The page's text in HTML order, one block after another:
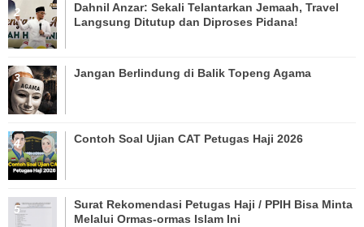
Dahnil Anzar: Sekali Telantarkan Jemaah, Travel
Langsung Ditutup dan Diproses Pidana!
Jangan Berlindung di Balik Topeng Agama
Contoh Soal Ujian CAT Petugas Haji 2026
Surat Rekomendasi Petugas Haji / PPIH Bisa Minta
Melalui Ormas-ormas Islam Ini